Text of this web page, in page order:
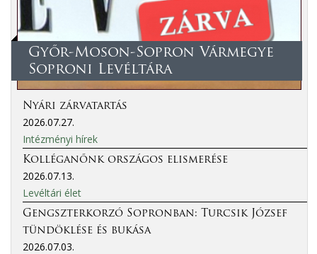
Győr-Moson-Sopron Vármegye
Soproni Levéltára
Nyári zárvatartás
2026.07.27.
Intézményi hírek
Kolléganőnk országos elismerése
2026.07.13.
Levéltári élet
Gengszterkorzó Sopronban: Turcsik József
tündöklése és bukása
2026.07.03.